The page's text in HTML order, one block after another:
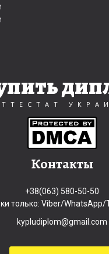
Контакты
+38(063) 580-50-50
только: Viber/WhatsApp/
kypludiplom@gmail.com